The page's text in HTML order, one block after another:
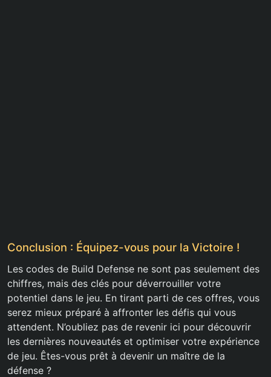
Conclusion : Équipez-vous pour la Victoire !
Les codes de Build Defense ne sont pas seulement des
chiffres, mais des clés pour déverrouiller votre
potentiel dans le jeu. En tirant parti de ces offres, vous
serez mieux préparé à affronter les défis qui vous
attendent. N’oubliez pas de revenir ici pour découvrir
les dernières nouveautés et optimiser votre expérience
de jeu. Êtes-vous prêt à devenir un maître de la
défense ?